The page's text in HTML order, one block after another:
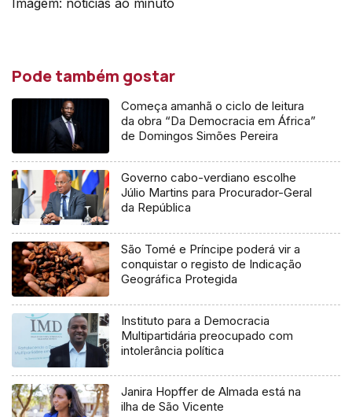
Pode também gostar
Começa amanhã o ciclo de leitura
da obra “Da Democracia em África”
de Domingos Simões Pereira
Governo cabo-verdiano escolhe
Júlio Martins para Procurador-Geral
da República
São Tomé e Príncipe poderá vir a
conquistar o registo de Indicação
Geográfica Protegida
Instituto para a Democracia
Multipartidária preocupado com
intolerância política
Janira Hopffer de Almada está na
ilha de São Vicente